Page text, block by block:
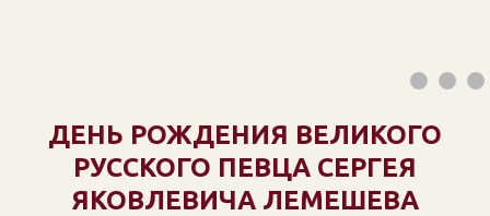
ДЕНЬ РОЖДЕНИЯ ВЕЛИКОГО
РУССКОГО ПЕВЦА СЕРГЕЯ
ЯКОВЛЕВИЧА ЛЕМЕШЕВА